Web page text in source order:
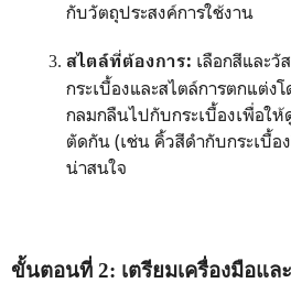
กับวัตถุประสงค์การใช้งาน
สไตล์ที่ต้องการ: เลือกสีและวั
กระเบื้องและสไตล์การตกแต่ง
กลมกลืนไปกับกระเบื้องเพื่อใ
ตัดกัน (เช่น คิ้วสีดำกับกระเบื้อ
น่าสนใจ
ขั้นตอนที่ 2: เตรียมเครื่องมือแ